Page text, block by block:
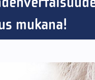
mukana!